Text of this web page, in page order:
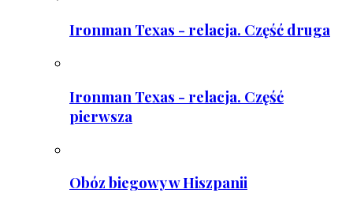
Ironman Texas - relacja. Część druga
Ironman Texas - relacja. Część
pierwsza
Obóz biegowy w Hiszpanii